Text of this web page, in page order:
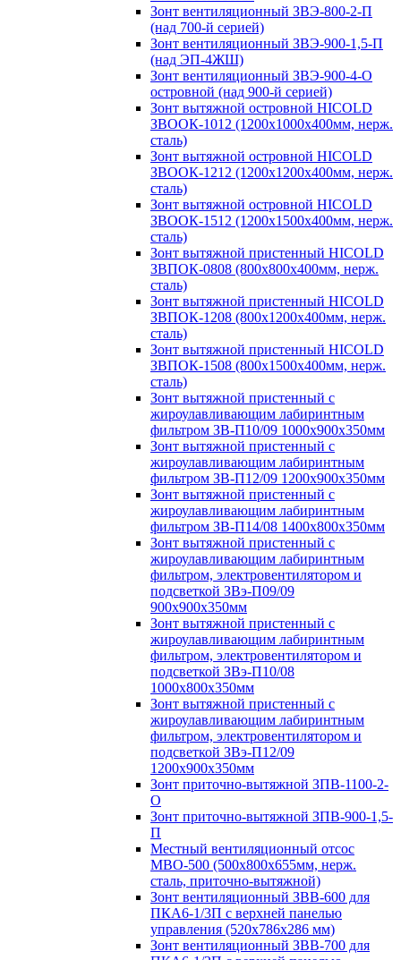
Зонт вентиляционный ЗВЭ-800-2-П
(над 700-й серией)
Зонт вентиляционный ЗВЭ-900-1,5-П
(над ЭП-4ЖШ)
Зонт вентиляционный ЗВЭ-900-4-О
островной (над 900-й серией)
Зонт вытяжной островной HICOLD
ЗВООК-1012 (1200х1000х400мм, нерж.
сталь)
Зонт вытяжной островной HICOLD
ЗВООК-1212 (1200x1200x400мм, нерж.
сталь)
Зонт вытяжной островной HICOLD
ЗВООК-1512 (1200х1500х400мм, нерж.
сталь)
Зонт вытяжной пристенный HICOLD
ЗВПОК-0808 (800х800х400мм, нерж.
сталь)
Зонт вытяжной пристенный HICOLD
ЗВПОК-1208 (800х1200х400мм, нерж.
сталь)
Зонт вытяжной пристенный HICOLD
ЗВПОК-1508 (800х1500х400мм, нерж.
сталь)
Зонт вытяжной пристенный с
жироулавливающим лабиринтным
фильтром ЗВ-П10/09 1000х900х350мм
Зонт вытяжной пристенный с
жироулавливающим лабиринтным
фильтром ЗВ-П12/09 1200х900х350мм
Зонт вытяжной пристенный с
жироулавливающим лабиринтным
фильтром ЗВ-П14/08 1400х800х350мм
Зонт вытяжной пристенный с
жироулавливающим лабиринтным
фильтром, электровентилятором и
подсветкой ЗВэ-П09/09
900х900х350мм
Зонт вытяжной пристенный с
жироулавливающим лабиринтным
фильтром, электровентилятором и
подсветкой ЗВэ-П10/08
1000х800х350мм
Зонт вытяжной пристенный с
жироулавливающим лабиринтным
фильтром, электровентилятором и
подсветкой ЗВэ-П12/09
1200х900х350мм
Зонт приточно-вытяжной ЗПВ-1100-2-
О
Зонт приточно-вытяжной ЗПВ-900-1,5-
П
Местный вентиляционный отсос
МВО-500 (500х800х655мм, нерж.
сталь, приточно-вытяжной)
Зонт вентиляционный ЗВВ-600 для
ПКА6-1/3П с верхней панелью
управления (520х786х286 мм)
Зонт вентиляционный ЗВВ-700 для